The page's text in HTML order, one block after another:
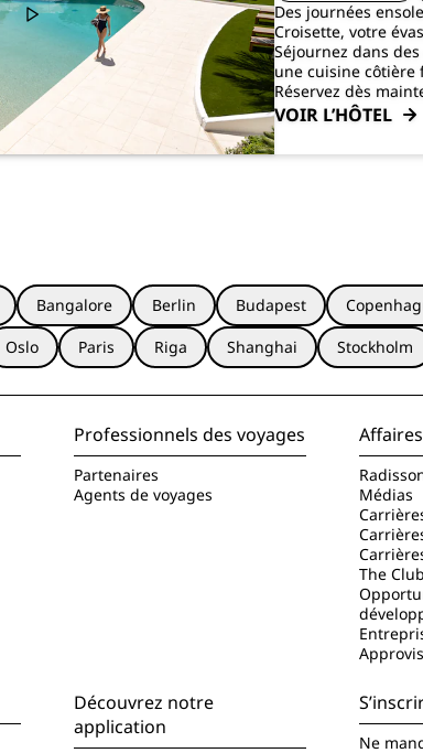
Des journées
Croisette, votre
Séjournez dans
une cuisine côtière
Réservez dès
VOIR L’HÔTEL
Bangalore Berlin Budapest
Oslo Paris Riga Shanghai Stockholm
Professionnels des voyages
Partenaires
Agents de voyages
Affaires
Médias
The
Découvrez notre
application
Ne